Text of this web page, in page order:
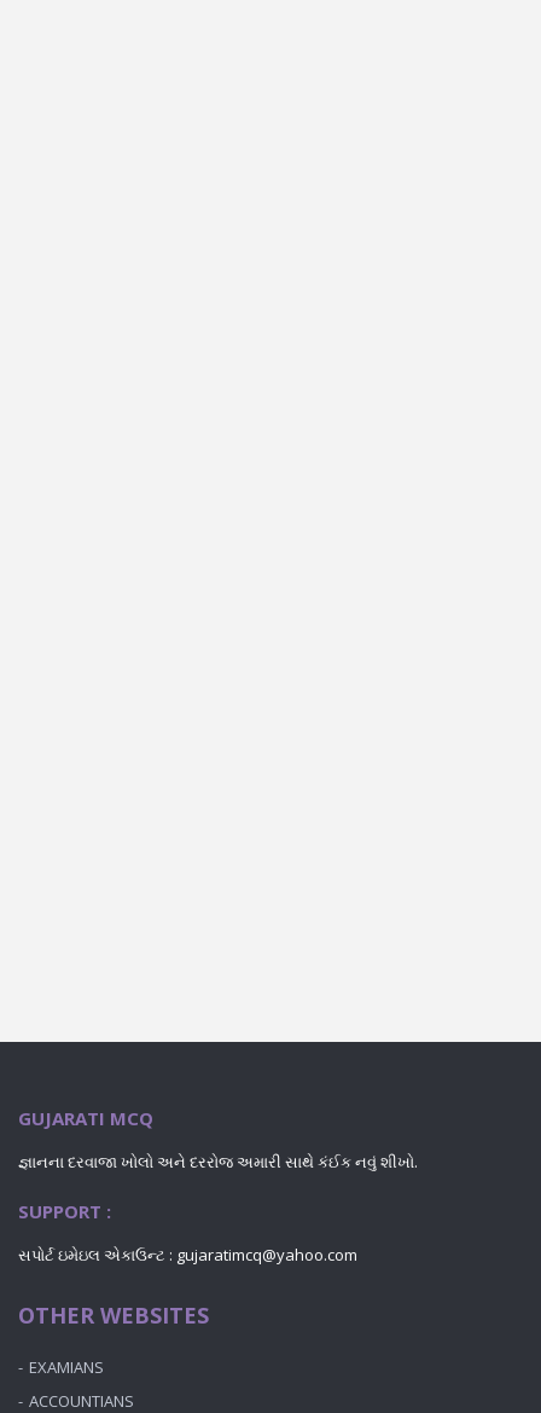
GUJARATI MCQ
જ્ઞાનના દરવાજા ખોલો અને દરરોજ અમારી સાથે કંઈક નવું શીખો.
SUPPORT :
સપોર્ટ ઇમેઇલ એકાઉન્ટ : gujaratimcq@yahoo.com
OTHER WEBSITES
EXAMIANS
ACCOUNTIANS